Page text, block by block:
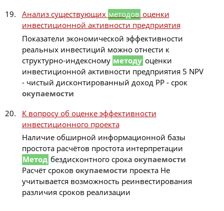
Анализ существующих методов оценки
инвестиционной активности предприятия
Показатели экономической эффективности
реальных инвестиций можно отнести к
структурно-индексному методу оценки
инвестиционной активности предприятия 5 NPV
- чистый дисконтированный доход РР - срок
окупаемости
К вопросу об оценке эффективности
инвестиционного проекта
Наличие обширной информационной базы
простота расчётов простота интерпретации
Метод бездисконтного срока окупаемости
Расчёт сроков окупаемости проекта Не
учитывается возможность реинвестирования
различия сроков реализации